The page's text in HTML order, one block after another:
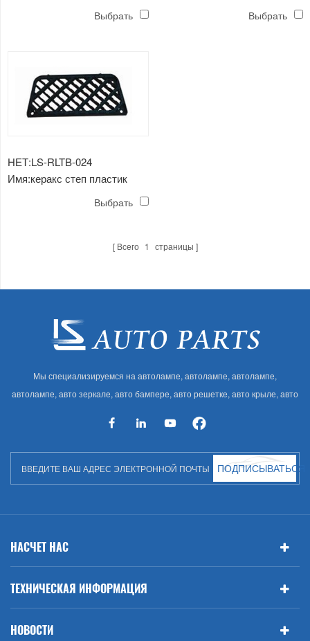
Выбрать Выбрать
НЕТ:LS-RLTB-024
Имя:керакс степ пластик
Выбрать
Всего 1 страницы
Мы специализируемся на автолампе, автолампе, автолампе,
автолампе, авто зеркале, авто бампере, авто решетке, авто крыле, авто
автозапчастей для Audi, VW, Benz, BMW
ПОДПИСЫВАТЬСЯ
НАСЧЕТ НАС
ТЕХНИЧЕСКАЯ ИНФОРМАЦИЯ
НОВОСТИ